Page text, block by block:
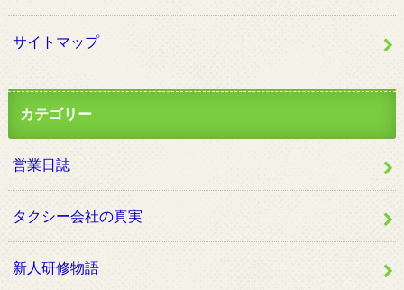
サイトマップ
カテゴリー
営業日誌
タクシー会社の真実
新人研修物語